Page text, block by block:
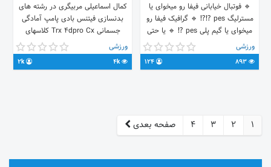
🔹 فوتبال خیابانی فیفا رو میخوای یا
مسترلیگ pes ⁉️⁉️ 🔹 گرافیک فیفا رو
میخوای یا گیم پلی pes ⁉️ 🔹 یا حتی
دوست داری تو یه بازی فوتبالی مربی رو
تو محوطه و ساختمون باشگاه مثل gta
حرکت بدی ⁉️⁉️ 🔹 و یا حتی .... 📌
ورزشی
کمال اسماعیلی مربیگری در رشته های
بدنسازی فیتنس بادی پامپ آمادگی
جسمانی Trx 4dpro Cx کلاسهای
آموزش برنامه نویسی و کار با دستگاه
کلاسهای خصوصی در باشگاه و هوم جیم
و فضای باز برنامه تمرینی و غذایی
ورزشی
4k
2k
1
2
3
4 صفحه بعدی